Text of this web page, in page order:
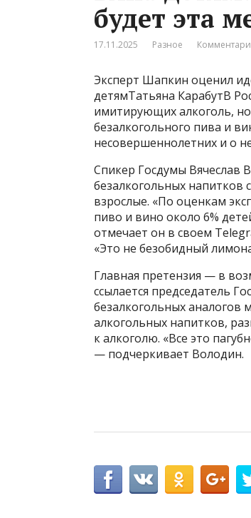
будет эта
17.11.2025 Разное
Эксперт Шапкин оценил
детямТатьяна КарабутВ
имитирующих алкоголь,
безалкогольного пива и
несовершеннолетних и о
Спикер Госдумы Вячеслав
безалкогольных напитков
взрослые. «По оценкам
пиво и вино около 6%
отмечает он в своем
«Это не безобидный
Главная претензия — в
ссылается председатель
безалкогольных аналогов
алкогольных напитков,
к алкоголю. «Все это
— подчеркивает Володин.